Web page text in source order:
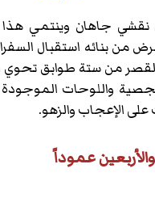
جاهان وينتمي هذا
من بنائه استقبال
من ستة طوابق
واللوحات
على الإعجاب والزهو.
عموداً